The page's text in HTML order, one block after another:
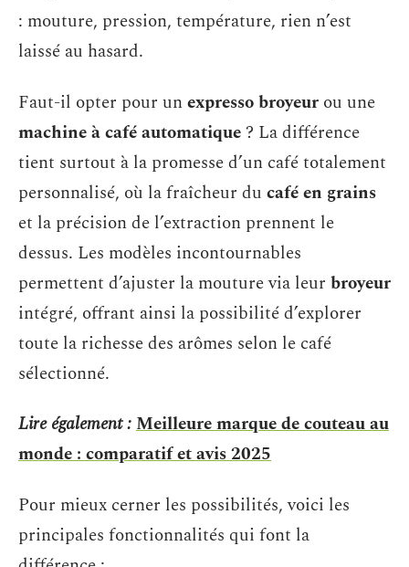
: mouture, pression, température, rien n’est
laissé au hasard.
Faut-il opter pour unexpresso broyeur ou une
machine à café automatique? La différence
tient surtout à la promesse d’un café totalement
personnalisé, où la fraîcheur du café en grains
et la précision de l’extraction prennent le
dessus. Les modèles incontournables
permettent d’ajuster la mouture via leur broyeur
intégré, offrant ainsi la possibilité d’explorer
toute la richesse des arômes selon le café
sélectionné.
Lire également :Meilleure marque de couteau au
monde : comparatif et avis 2025
Pour mieux cerner les possibilités, voici les
principales fonctionnalités qui font la